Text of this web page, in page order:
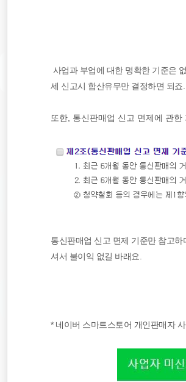
사업과 부업에 대한 명확한 기준은
세 신고시 합산유무만 결정하면 되죠.
또한, 통신판매업 신고 면제에 관
통신판매업 신고 면제 기준만 참고
셔서 불이익 없길 바래요.
* 네이버 스마트스토어 개인판매자